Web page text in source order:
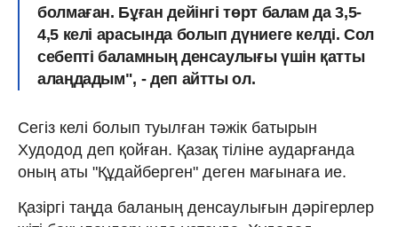
болмаған. Бұған дейінгі төрт балам да 3,5-
4,5 келі арасында болып дүниеге келді. Сол
себепті баламның денсаулығы үшін қатты
алаңдадым", - деп айтты ол.
Сегіз келі болып туылған тәжік батырын
Худодод деп қойған. Қазақ тіліне аударғанда
оның аты "Құдайберген" деген мағынаға ие.
Қазіргі таңда баланың денсаулығын дәрігерлер